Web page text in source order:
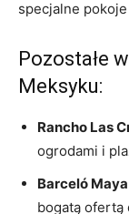
specjalne
Pozostałe
Meksyku:
Rancho Las
ogrodami i
Barceló
bogatą ofertą